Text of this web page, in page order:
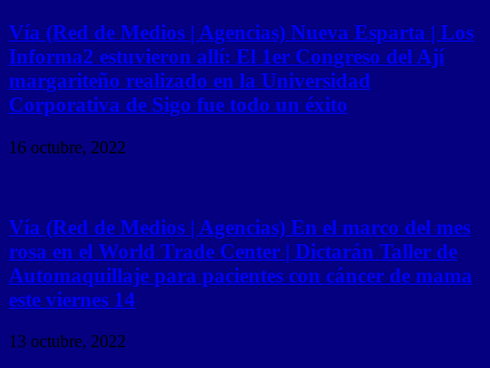
Vía (Red de Medios | Agencias) Nueva Esparta | Los
Informa2 estuvieron allí: El 1er Congreso del Ají
margariteño realizado en la Universidad
Corporativa de Sigo fue todo un éxito
16 octubre, 2022
Vía (Red de Medios | Agencias) En el marco del mes
rosa en el World Trade Center | Dictarán Taller de
Automaquillaje para pacientes con cáncer de mama
este viernes 14
13 octubre, 2022